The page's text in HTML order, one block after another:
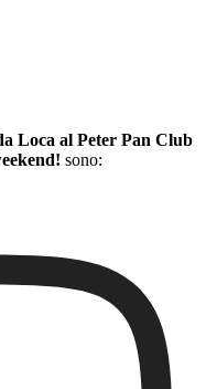
Loca al Peter Pan Club
sono: